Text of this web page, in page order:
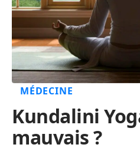
MÉDECINE
Kundalini
mauvais ?